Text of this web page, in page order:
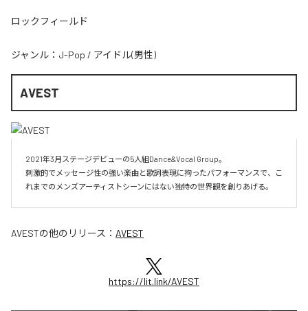
ロックフィールド
ジャンル： J-Pop / アイドル(男性)
AVEST
2021年3月ステージデビューの5人組Dance&Vocal Group。
刺激的でメッセージ性の強い楽曲と歌詞表現に拘ったパフォーマンスで、こ
れまでのメンズアーティストシーンにはない独特の世界観を創りあげる。
AVESTの他のリリース： AVEST
https://lit.link/AVEST